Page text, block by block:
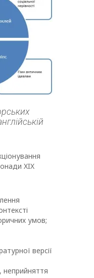
XIX
умов;
версії
неприйняття